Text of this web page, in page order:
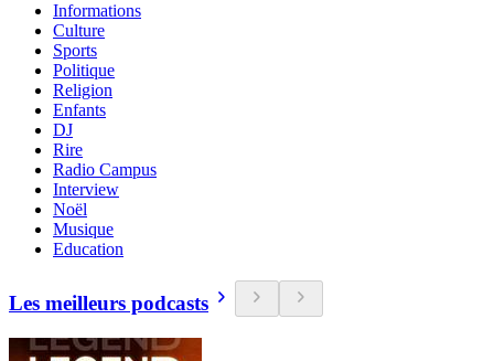
Informations
Culture
Sports
Politique
Religion
Enfants
DJ
Rire
Radio Campus
Interview
Noël
Musique
Education
Les meilleurs podcasts